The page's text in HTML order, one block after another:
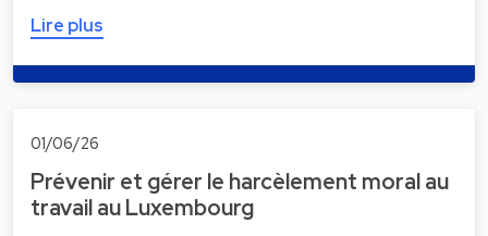
Lire plus
01/06/26
Prévenir et gérer le harcèlement moral au
travail au Luxembourg